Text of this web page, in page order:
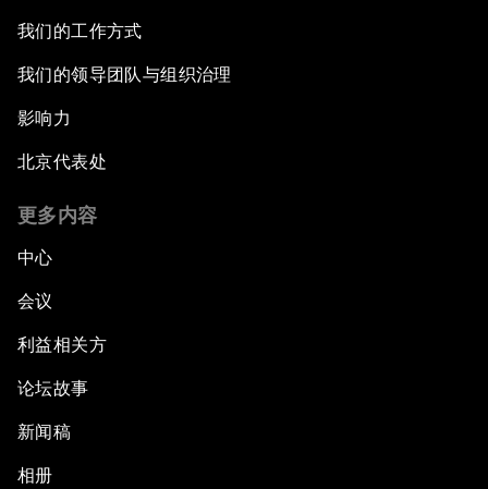
我们的工作方式
我们的领导团队与组织治理
影响力
北京代表处
更多内容
中心
会议
利益相关方
论坛故事
新闻稿
相册